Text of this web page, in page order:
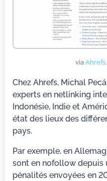
via
Chez Ahrefs, Michal
experts en netlinking
Indonésie, Indie et
état des lieux des
pays.
Par exemple, en
sont en nofollow depuis
pénalités envoyées en